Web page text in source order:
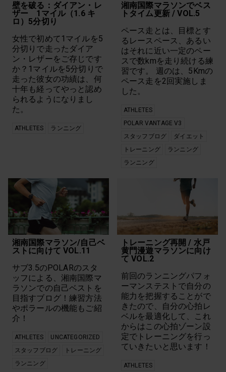
壁を破る：ダイアン・レ
ザー 1マイル（1.6 キ
ロ）5分切り
女性で初めて1マイルを5
分切りで走ったダイア
ン・レザーをご存じです
か？1マイルを5分切りで
走った彼女の功績は、何
十年も経ってやっと認め
られるようになりまし
た。
ATHLETES ランニング
湘南国際マラソンでベス
トタイム更新 / VOL.5
ペース走とは、目標とす
るレースペース、あるい
はそれに近い一定のペー
スで数kmを走り続ける練
習です。 週のは、5Kmの
ペース走を2回実施しま
した。
ATHLETES
POLAR VANTAGE V3
スタッフブログ
ダイエット
トレーニング
ランニング
ランニング
湘南国際マラソン/自己ベ
ストに向けて VOL.11
サブ3.5のPOLARのスタ
ッフによる、湘南国際マ
ラソンでの自己ベストを
目指すブログ！練習方法
やポラールの機能もご紹
介！
ATHLETES
UNCATEGORIZED
スタッフブログ
トレーニング
ランニング
トレーニング再開 / 水戸
黄門漫遊マラソンに向け
て VOL.2
前回のランニングパフォ
ーマンステストで自分の
能力を把握することがで
きたので、自分の心拍レ
ベルを最適化して、これ
からはこの心拍ゾーン設
定でトレーニングを行っ
ていきたいと思います！
ATHLETES